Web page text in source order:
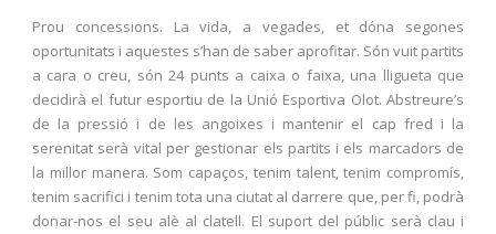
Prou concessions. La vida, a vegades, et dóna segones
oportunitats i aquestes s’han de saber aprofitar. Són vuit partits
a cara o creu, són 24 punts a caixa o faixa, una lligueta que
decidirà el futur esportiu de la Unió Esportiva Olot. Abstreure’s
de la pressió i de les angoixes i mantenir el cap fred i la
serenitat serà vital per gestionar els partits i els marcadors de
la millor manera. Som capaços, tenim talent, tenim compromís,
tenim sacrifici i tenim tota una ciutat al darrere que, per fi, podrà
donar-nos el seu alè al clatell. El suport del públic serà clau i